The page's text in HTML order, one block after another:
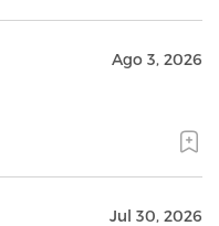
Ago 3, 2026
Jul 30, 2026